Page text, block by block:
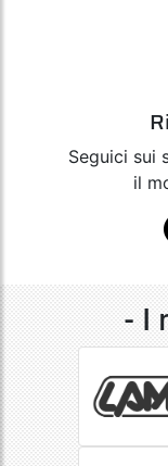
Seguici sui
il
- I